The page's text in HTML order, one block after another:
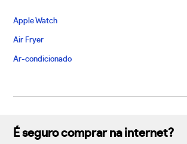
Apple Watch
Air Fryer
Ar-condicionado
É seguro comprar na internet?